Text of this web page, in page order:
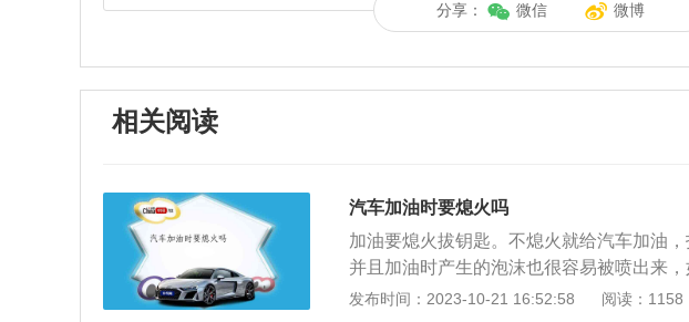
分享： 微信 微博
相关阅读
汽车加油时要熄火吗
加油要熄火拔钥匙。不熄火就给汽车加油
并且加油时产生的泡沫也很容易被喷出来
十分严重。没有熄火的车辆会产生大量的
发布时间：2023-10-21 16:52:58 阅读：1158